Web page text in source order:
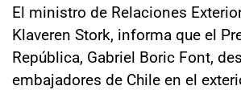
El ministro de Relaciones
Klaveren Stork, informa que el
República, Gabriel Boric Font,
embajadores de Chile en el